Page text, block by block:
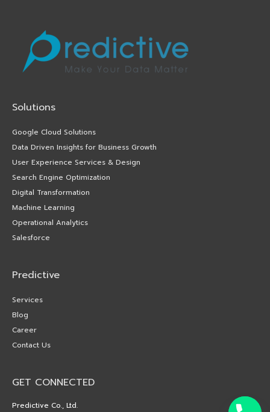
Solutions
Google Cloud Solutions
Data Driven Insights for Business Growth
User Experience Services & Design
Search Engine Optimization
Digital Transformation
Machine Learning
Operational Analytics
Salesforce
Predictive
Services
Blog
Career
Contact Us
GET CONNECTED
Predictive Co., Ltd.